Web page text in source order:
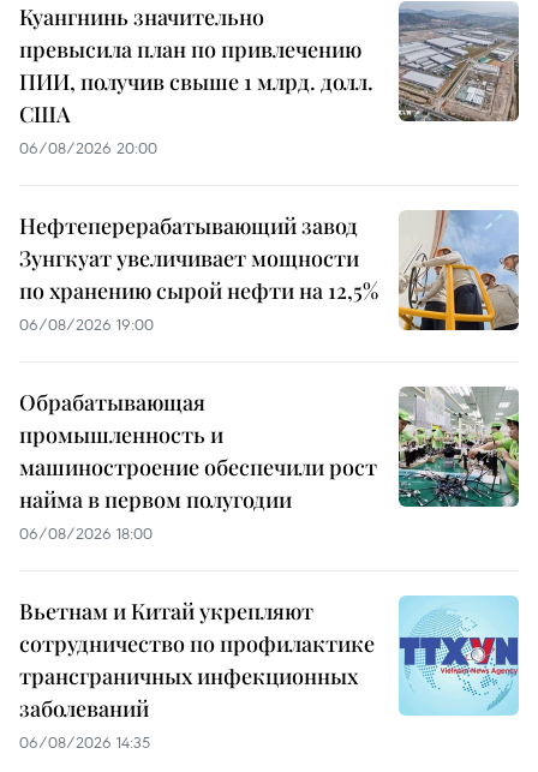
Куангнинь значительно
превысила план по привлечению
ПИИ, получив свыше 1 млрд. долл.
США
06/08/2026 20:00
Нефтеперерабатывающий завод
Зунгкуат увеличивает мощности
по хранению сырой нефти на 12,5%
06/08/2026 19:00
Обрабатывающая
промышленность и
машиностроение обеспечили рост
найма в первом полугодии
06/08/2026 18:00
Вьетнам и Китай укрепляют
сотрудничество по профилактике
трансграничных инфекционных
заболеваний
06/08/2026 14:35